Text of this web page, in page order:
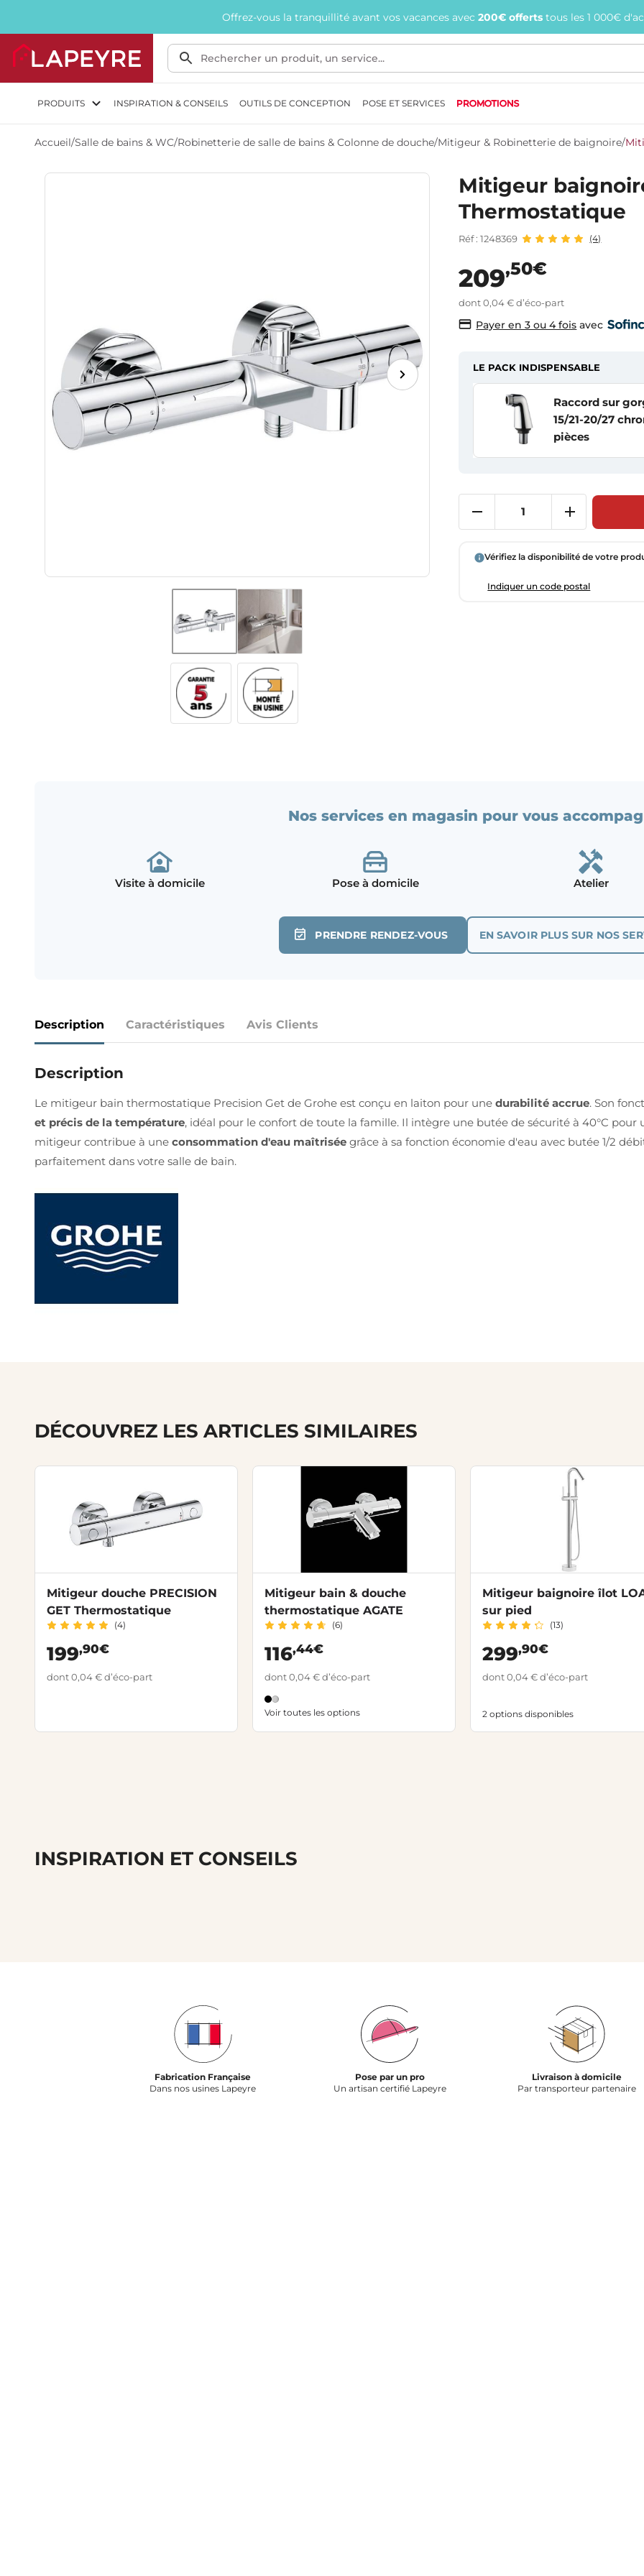
Offrez-vous la tranquillité avant vos vacances avec 200€ offerts tous les 1 000€
PRODUITS INSPIRATION & CONSEILS OUTILS DE CONCEPTION POSE ET SERVICES PROMOTIONS
Accueil/Salle de bains & WC/Robinetterie de salle de bains & Colonne de douche/Mitigeur & Robinetterie de baignoire/
Mitigeur
Thermostatique
Réf : 1248369 (4)
209,50€
dont 0,04 € d’éco-part
Payer en 3 ou 4 fois avec
LE PACK INDISPENSABLE
Raccord sur
15/21-20/27
pièces
Vérifiez la disponibilité de votre
Indiquer un code postal
Nos services en magasin pour vous
Visite à domicile Pose à domicile Atelier
PRENDRE RENDEZ-VOUS EN SAVOIR PLUS SUR NOS
Description Caractéristiques Avis Clients
Description
Le mitigeur bain thermostatique Precision Get de Grohe est conçu en laiton pour une durabilité accrue. Son
et précis de la température, idéal pour le confort de toute la famille. Il intègre une butée de sécurité à 40°C pour
mitigeur contribue à une consommation d'eau maîtrisée grâce à sa fonction économie d'eau avec butée 1/2
parfaitement dans votre salle de bain.
DÉCOUVREZ LES ARTICLES SIMILAIRES
Mitigeur douche PRECISION
GET Thermostatique
(4)
199,90€
dont 0,04 € d’éco-part
Mitigeur bain & douche
thermostatique AGATE
(6)
116,44€
dont 0,04 € d’éco-part
Voir toutes les options
Mitigeur baignoire îlot
sur pied
(13)
299,90€
dont 0,04 € d’éco-part
2 options disponibles
INSPIRATION ET CONSEILS
Fabrication Française
Dans nos usines Lapeyre
Pose par un pro
Un artisan certifié Lapeyre
Livraison à domicile
Par transporteur partenaire